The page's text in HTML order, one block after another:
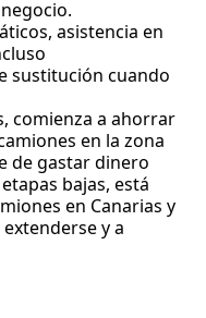
asistencia en
sustitución cuando
comienza a ahorrar
en la zona
de gastar dinero
bajas, está
en Canarias y
y a